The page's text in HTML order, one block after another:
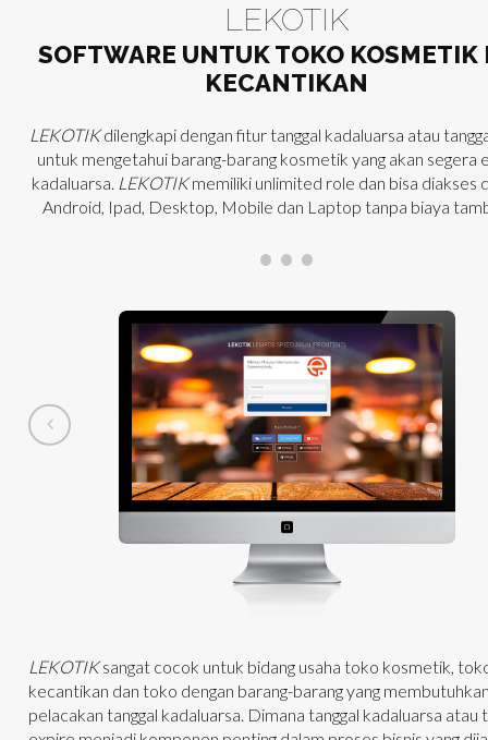
LEKOTIK
SOFTWARE UNTUK TOKO KOSMETIK
KECANTIKAN
LEKOTIKdilengkapi dengan fitur tanggal kadaluarsa atau
untuk mengetahui barang-barang kosmetik yang akan segera
kadaluarsa. LEKOTIKmemiliki unlimited role dan bisa diakses
Android, Ipad, Desktop, Mobile dan Laptop tanpa biaya
LEKOTIKsangat cocok untuk bidang usaha toko kosmetik,
kecantikan dan toko dengan barang-barang yang
pelacakan tanggal kadaluarsa. Dimana tanggal kadaluarsa atau